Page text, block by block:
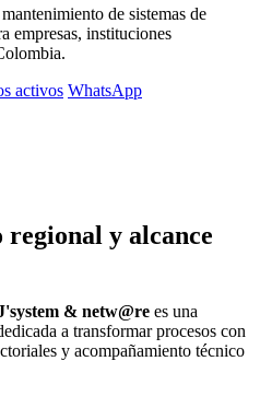
de sistemas de
empresas, instituciones
activos WhatsApp
regional y alcance
& netw@re es una
a transformar procesos con
y acompañamiento técnico